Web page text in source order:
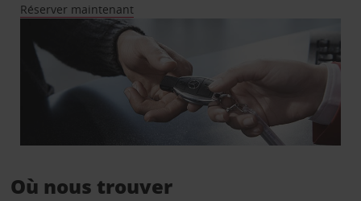
Réserver maintenant
Où nous trouver